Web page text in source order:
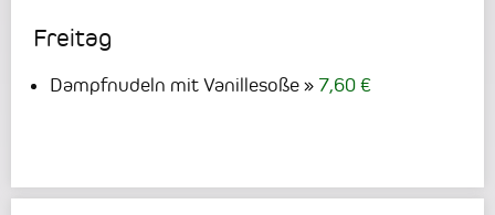
Freitag
Dampfnudeln mit Vanillesoße 7,60 €